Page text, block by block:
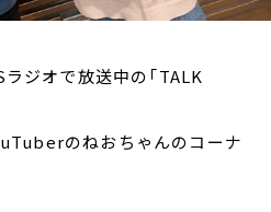
ジオで放送中の「TALK
のねおちゃんのコーナ